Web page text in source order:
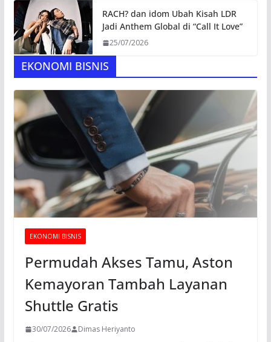
RACH? dan idom Ubah Kisah LDR
Jadi Anthem Global di “Call It Love”
25/07/2026
EKONOMI BISNIS
EKONOMI BISNIS
Permudah Akses Tamu, Aston
Kemayoran Tambah Layanan
Shuttle Gratis
30/07/2026 Dimas Heriyanto